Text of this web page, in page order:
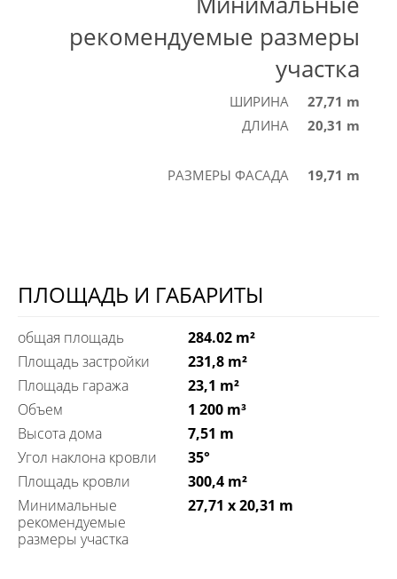
рекомендуемые размеры
участка
ШИРИНА
27,71 m
ДЛИНА
20,31 m
РАЗМЕРЫ ФАСАДА 19,71 m
ПЛОЩАДЬ И ГАБАРИТЫ
общая площадь
284.02 m²
Площадь застройки
231,8 m²
Площадь гаража
23,1 m²
Объем
1 200 m³
Высота дома
7,51 m
Угол наклона кровли
35°
Площадь кровли
300,4 m²
Минимальные
рекомендуемые
размеры участка
27,71 x 20,31 m